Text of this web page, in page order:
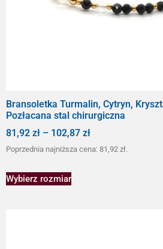
Bransoletka Turmalin, Cytryn,
Pozłacana stal chirurgiczna
81,92 zł – 102,87 zł
Poprzednia najniższa cena: 81,92 zł.
Wybierz rozmiar